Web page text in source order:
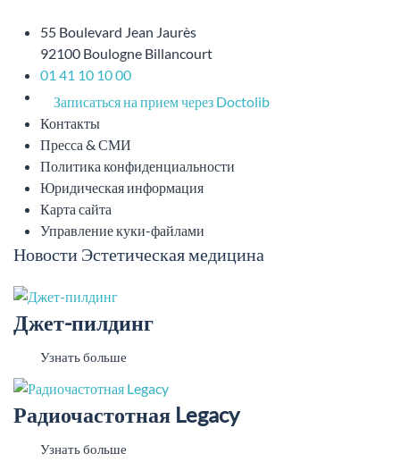
55 Boulevard Jean Jaurès
92100 Boulogne Billancourt
01 41 10 10 00
Записаться на прием через Doctolib
Контакты
Пресса & СМИ
Политика конфиденциальности
Юридическая информация
Карта сайта
Управление куки-файлами
Новости Эстетическая медицина
Джет-пилдинг
Узнать больше
Радиочастотная Legacy
Узнать больше